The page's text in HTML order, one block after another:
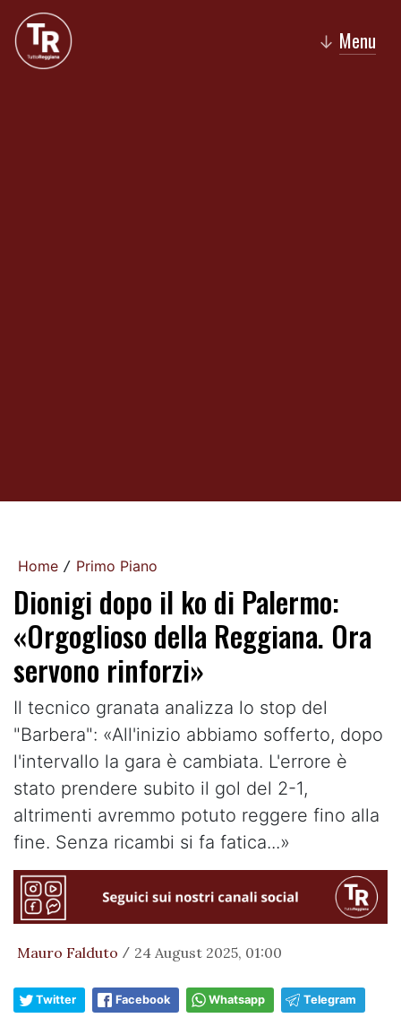
↓ Menu
Home / Primo Piano
Dionigi dopo il ko di Palermo:
«Orgoglioso della Reggiana. Ora
servono rinforzi»
Il tecnico granata analizza lo stop del
"Barbera": «All'inizio abbiamo sofferto, dopo
l'intervallo la gara è cambiata. L'errore è
stato prendere subito il gol del 2-1,
altrimenti avremmo potuto reggere fino alla
fine. Senza ricambi si fa fatica...»
Mauro Falduto / 24 August 2025, 01:00
Twitter Facebook Whatsapp Telegram